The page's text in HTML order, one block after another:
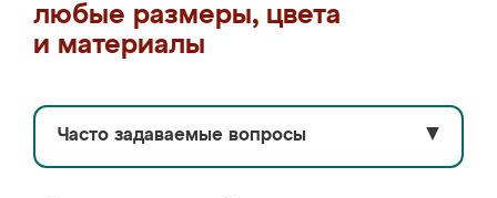
любые размеры, цвета
и материалы
Часто задаваемые вопросы ▼